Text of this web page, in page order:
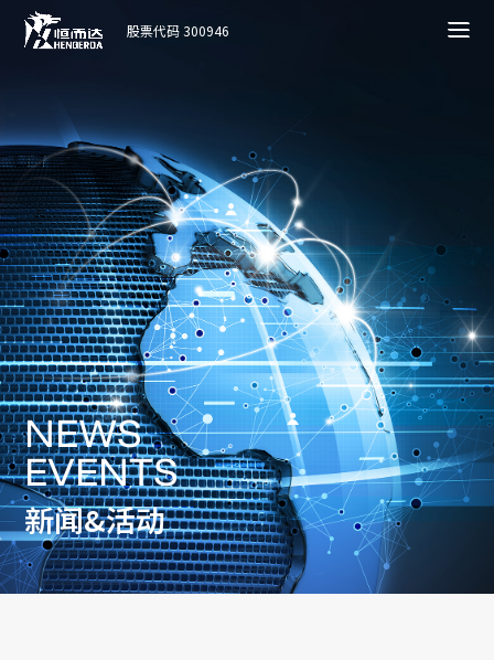
股票代码 300946
新闻&活动
NEWS
EVENTS